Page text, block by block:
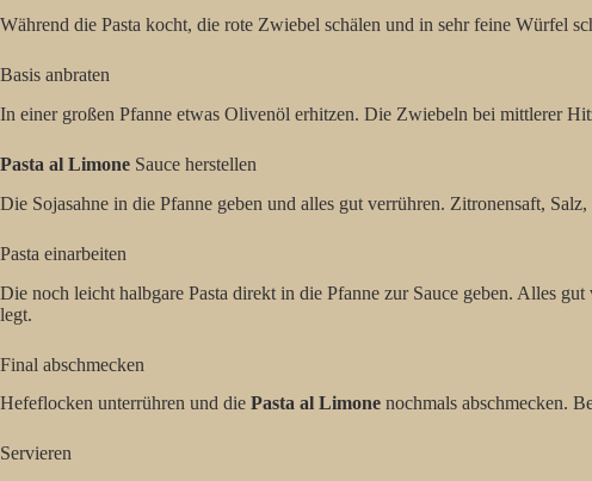
Während die Pasta kocht, die rote Zwiebel schälen und in sehr feine Würfel
Basis anbraten
In einer großen Pfanne etwas Olivenöl erhitzen. Die Zwiebeln bei mittlerer
Pasta al Limone Sauce herstellen
Die Sojasahne in die Pfanne geben und alles gut verrühren. Zitronensaft,
Pasta einarbeiten
Die noch leicht halbgare Pasta direkt in die Pfanne zur Sauce geben. Alles
legt.
Final abschmecken
Hefeflocken unterrühren und die Pasta al Limone nochmals abschmecken.
Servieren